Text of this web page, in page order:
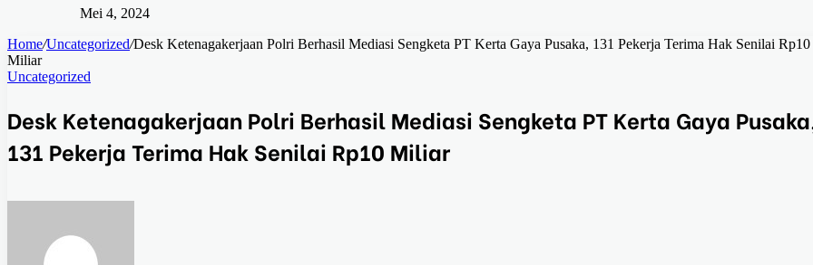
Mei 4, 2024
Home/Uncategorized/Desk Ketenagakerjaan Polri Berhasil Mediasi Sengketa PT Kerta Gaya Pusaka, 131 Pekerja Terima Hak Senilai Rp10
Miliar
Uncategorized
Desk Ketenagakerjaan Polri Berhasil Mediasi Sengketa PT Kerta Gaya
131 Pekerja Terima Hak Senilai Rp10 Miliar